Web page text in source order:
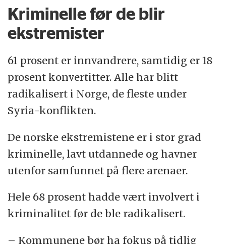
Kriminelle før de blir
ekstremister
61 prosent er innvandrere, samtidig er 18
prosent konvertitter. Alle har blitt
radikalisert i Norge, de fleste under
Syria-konflikten.
De norske ekstremistene er i stor grad
kriminelle, lavt utdannede og havner
utenfor samfunnet på flere arenaer.
Hele 68 prosent hadde vært involvert i
kriminalitet før de ble radikalisert.
– Kommunene bør ha fokus på tidlig